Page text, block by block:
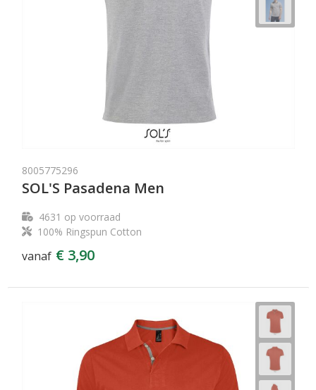
8005775296
SOL'S Pasadena Men
4631 op voorraad
100% Ringspun Cotton
vanaf € 3,90